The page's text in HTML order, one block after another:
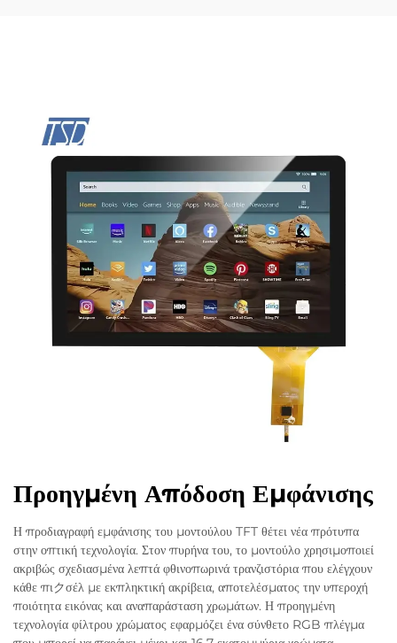
Προηγμένη Απόδοση Εμφάνισης
Η προδιαγραφή εμφάνισης του μοντούλου TFT θέτει νέα πρότυπα
στην οπτική τεχνολογία. Στον πυρήνα του, το μοντούλο χρησιμοποιεί
ακριβώς σχεδιασμένα λεπτά φθινοπωρινά τρανζιστόρια που ελέγχουν
κάθε πιクσέλ με εκπληκτική ακρίβεια, αποτελέσματος την υπεροχή
ποιότητα εικόνας και αναπαράσταση χρωμάτων. Η προηγμένη
τεχνολογία φίλτρου χρώματος εφαρμόζει ένα σύνθετο RGB πλέγμα